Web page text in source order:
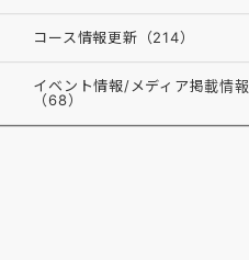
コース情報更新（214）
イベント情報/メディア掲載情報
（68）